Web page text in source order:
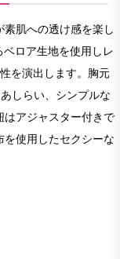
肌への透け感を楽し
ロア生地を使用しレ
を演出します。胸元
しらい、シンプルな
はアジャスター付きで
使用したセクシーな